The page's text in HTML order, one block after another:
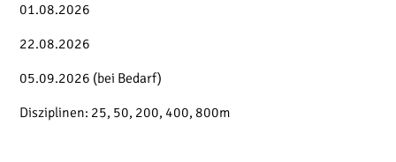
01.08.2026
22.08.2026
05.09.2026 (bei Bedarf)
Disziplinen: 25, 50, 200, 400, 800m